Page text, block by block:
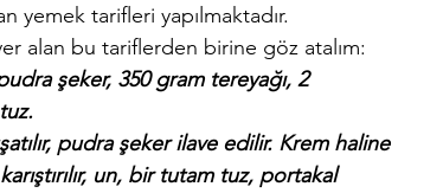
yemek tarifleri yapılmaktadır.
alan bu tariflerden birine göz atalım:
şeker, 350 gram tereyağı, 2
pudra şeker ilave edilir. Krem haline
un, bir tutam tuz, portakal